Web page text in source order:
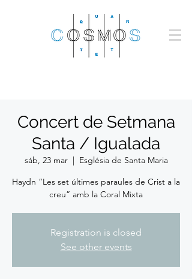
Concert de Setmana
Santa / Igualada
sáb, 23 mar
  |
Església de Santa Maria
Haydn “Les set últimes paraules de Crist a la
creu” amb la Coral Mixta
Registration is closed
See other events